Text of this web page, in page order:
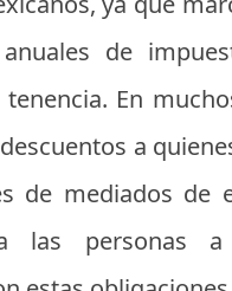
de
En
a
de mediados de
las personas